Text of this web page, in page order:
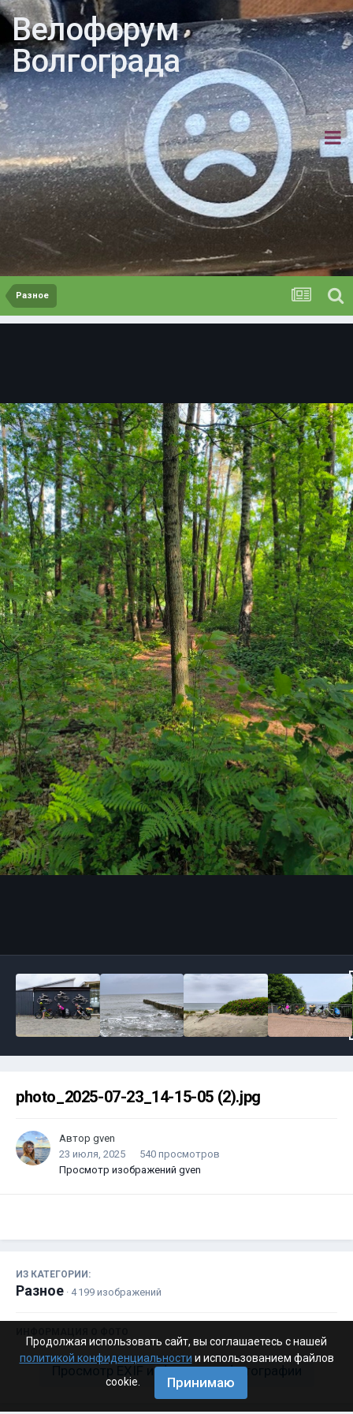
Велофорум
Волгограда
Разное
photo_2025-07-23_14-15-05 (2).jpg
Автор gven
23 июля, 2025
540 просмотров
Просмотр изображений gven
ИЗ КАТЕГОРИИ:
Разное · 4 199 изображений
Просмотр EXIF информации фотографии
Продолжая использовать сайт, вы соглашаетесь с нашей
политикой конфиденциальности и использованием файлов
cookie.
Принимаю